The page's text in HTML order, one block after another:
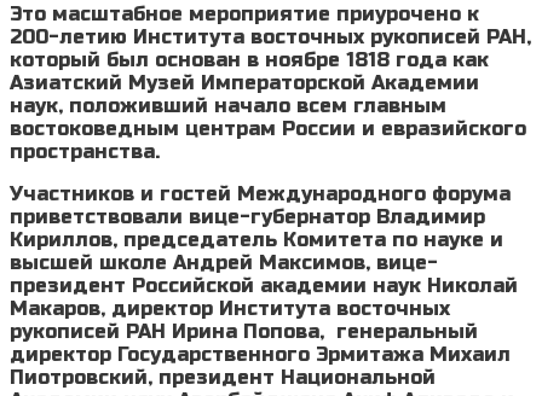
Это масштабное мероприятие приурочено к
200-летию Института восточных рукописей РАН,
который был основан в ноябре 1818 года как
Азиатский Музей Императорской Академии
наук, положивший начало всем главным
востоковедным центрам России и евразийского
пространства.
Участников и гостей Международного форума
приветствовали вице-губернатор Владимир
Кириллов, председатель Комитета по науке и
высшей школе Андрей Максимов, вице-
президент Российской академии наук Николай
Макаров, директор Института восточных
рукописей РАН Ирина Попова, генеральный
директор Государственного Эрмитажа Михаил
Пиотровский, президент Национальной